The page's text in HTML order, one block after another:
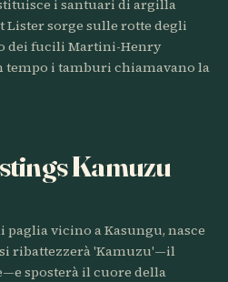
i santuari di argilla
Lister sorge sulle rotte degli
dei fucili Martini-Henry
tempo i tamburi chiamavano la
Kamuzu
paglia vicino a Kasungu, nasce
ribattezzerà 'Kamuzu'—il
sposterà il cuore della